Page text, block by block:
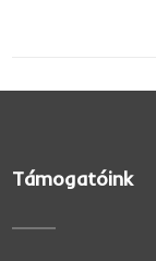
Támogatóink